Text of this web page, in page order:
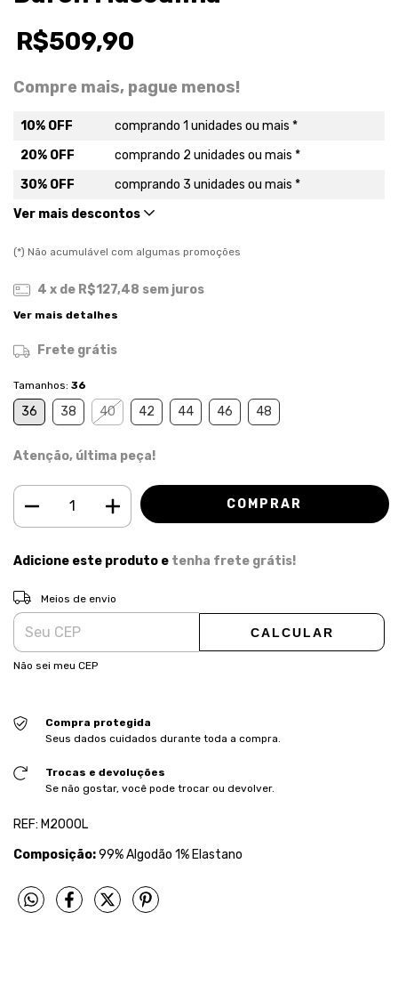
R$509,90
Compre mais, pague menos!
10% OFF
comprando 1 unidades ou mais *
20% OFF
comprando 2 unidades ou mais *
30% OFF
comprando 3 unidades ou mais *
Ver mais descontos
(*) Não acumulável com algumas promoções
4 x de R$127,48 sem juros
Ver mais detalhes
Frete grátis
Tamanhos: 36
36 38 40 42 44 46 48
Atenção, última peça!
Adicione este produto e tenha frete grátis!
Entregas para o CEP:
Meios de envio
CALCULAR
Não sei meu CEP
Compra protegida
Seus dados cuidados durante toda a compra.
Trocas e devoluções
Se não gostar, você pode trocar ou devolver.
REF: M2000L
Composição:99% Algodão 1% Elastano